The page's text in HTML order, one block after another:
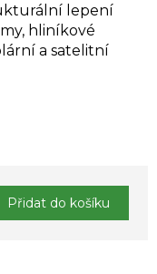
lepení
hliníkové
a satelitní
Přidat do košíku